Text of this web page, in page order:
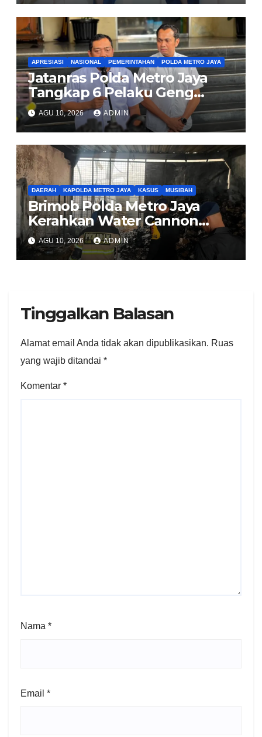
APRESIASI NASIONAL PEMERINTAHAN POLDA METRO JAYA
Jatanras Polda Metro Jaya
Tangkap 6 Pelaku Geng
Pembuntit Nasabah Bank,
Gasak Uang Rp30 Juta
AGU 10, 2026 ADMIN
DAERAH KAPOLDA METRO JAYA KASUS MUSIBAH
Brimob Polda Metro Jaya
Kerahkan Water Cannon
Bantu Padamkan Kebakaran
Gudang di Kosambi
Tangerang
AGU 10, 2026 ADMIN
Tinggalkan Balasan
Alamat email Anda tidak akan dipublikasikan. Ruas
yang wajib ditandai *
Komentar *
Nama *
Email *